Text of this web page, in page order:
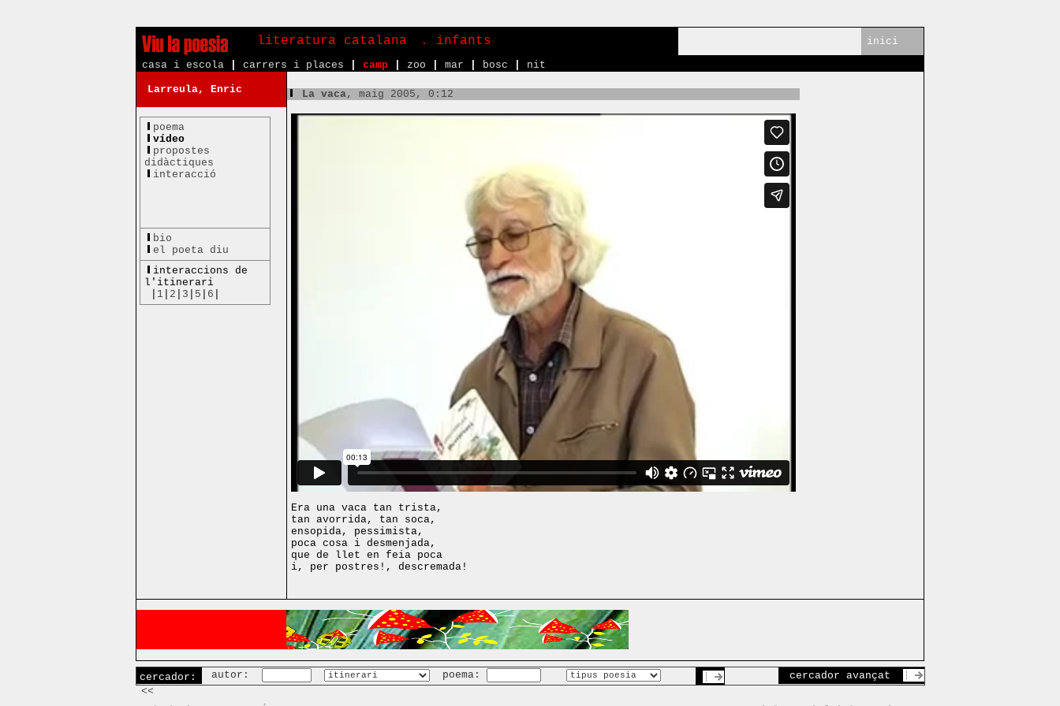
literatura catalana . infants
inici
casa i escola
carrers i places camp zoo mar bosc nit
Larreula, Enric
poema
vídeo
propostes
didàctiques
interacció
bio
el poeta diu
interaccions de
l'itinerari
1 2 3 5 6
La vaca, maig 2005, 0:12
Era una vaca tan trista,
tan avorrida, tan soca,
ensopida, pessimista,
poca cosa i desmenjada,
que de llet en feia poca
i, per postres!, descremada!
cercador: autor: poema:
cercador avançat
<<